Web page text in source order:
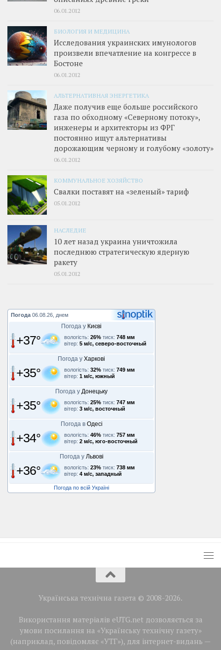
06.01.2012
БИОЛОГИЯ И МЕДИЦИНА
Исследования украинских имунологов
произвели впечатление на конгрессе в
Бостоне
06.01.2012
АЛЬТЕРНАТИВНАЯ ЭНЕРГЕТИКА
Даже получив еще больше российского
газа по обходному «Северному потоку»,
инженеры и архитекторы из ФРГ
постоянно ищут альтернативы
дорожающим черному и голубому «золоту»
06.01.2012
КОММУНАЛЬНОЕ ХОЗЯЙСТВО
Свалки поставят на «зеленый» тариф
05.01.2012
НАСЛЕДИЕ
10 лет назад украина уничтожила
последнюю стратегическую ядерную
ракету
05.01.2012
Погода 06.08.26, днем
Погода у Києві
+37° вологість: 26% тиск: 748 мм
вітер: 5 м/с, северо-восточный
Погода у Харкові
+35° вологість: 32% тиск: 749 мм
вітер: 1 м/с, южный
Погода у Донецьку
+35° вологість: 25% тиск: 747 мм
вітер: 3 м/с, восточный
Погода в Одесі
+34° вологість: 46% тиск: 757 мм
вітер: 2 м/с, юго-восточный
Погода у Львові
+36° вологість: 23% тиск: 738 мм
вітер: 4 м/с, западный
Погода по всій Україні
Українська технічна газета © 2008-2026.
Використання матеріалів eUTG.net дозволяється за
умови посилання на «Українську технічну газету»
(наприклад, повідомляє «УТГ»), для інтернет-видань —